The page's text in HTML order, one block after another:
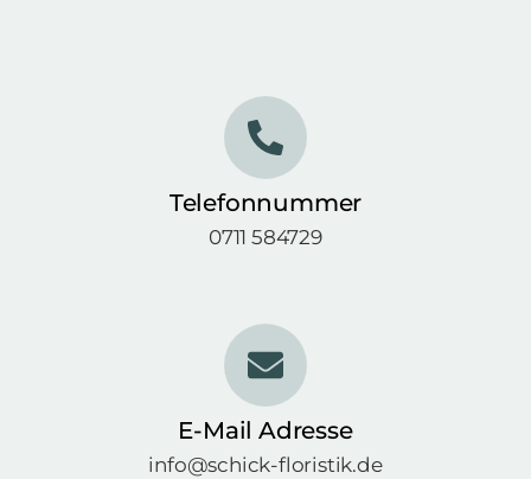
Telefonnummer
0711 584729
E-Mail Adresse
info@schick-floristik.de